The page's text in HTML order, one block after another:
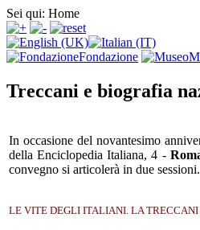
Sei qui: Home
Fondazione
Treccani e biografia
In occasione del novantesimo
della Enciclopedia Italiana, 4 -
convegno si articolerà in due sessioni.
LE VITE DEGLI ITALIANI. LA